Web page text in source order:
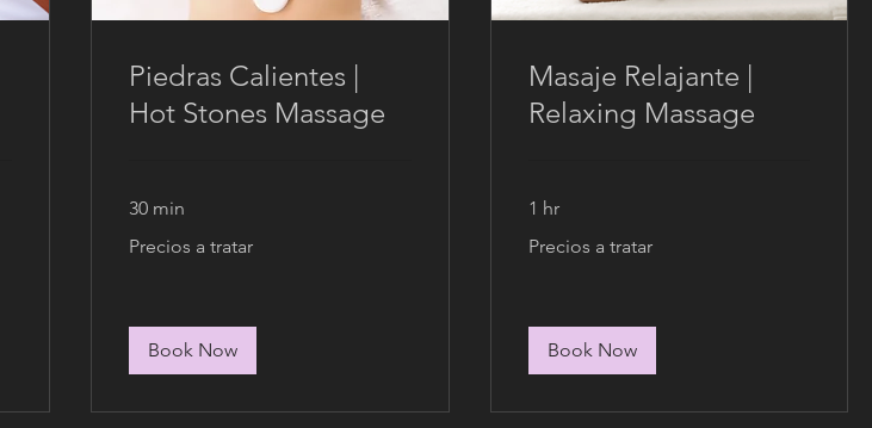
Piedras Calientes |
Hot Stones Massage
30 min
a
Precios a tratar
Book Now
Masaje Relajante |
Relaxing Massage
1 hr
a
Precios a tratar
Book Now